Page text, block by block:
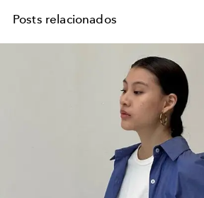
Posts relacionados